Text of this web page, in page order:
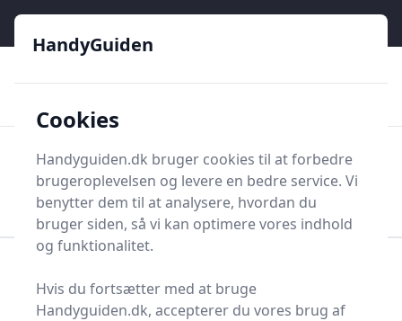
HandyGuiden
Søg nu
Søg nu
Diverse værktøj
Arbejdstøj og -sikkerhed
Aluminiumsfolie
HandyGuiden
Cookies
Handyguiden.dk bruger cookies til at forbedre
brugeroplevelsen og levere en bedre service. Vi
benytter dem til at analysere, hvordan du
bruger siden, så vi kan optimere vores indhold
og funktionalitet.
Hvis du fortsætter med at bruge
Handyguiden.dk, accepterer du vores brug af